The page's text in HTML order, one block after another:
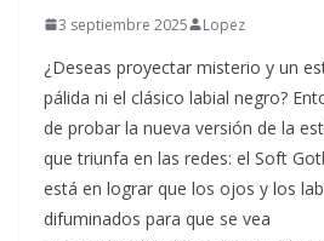
3 septiembre 2025 Lopez
¿Deseas proyectar misterio y un
pálida ni el clásico labial negro?
de probar la nueva versión de la
que triunfa en las redes: el Soft
está en lograr que los ojos y los
difuminados para que se vea